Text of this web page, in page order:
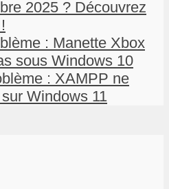
2025 ? Découvrez
: Manette Xbox
sous Windows 10
: XAMPP ne
Windows 11